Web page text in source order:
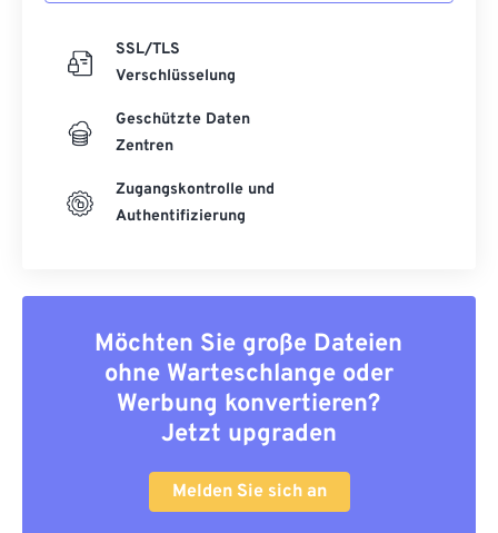
SSL/TLS
Verschlüsselung
Geschützte Daten
Zentren
Zugangskontrolle und
Authentifizierung
Möchten Sie große Dateien
ohne Warteschlange oder
Werbung konvertieren?
Jetzt upgraden
Melden Sie sich an